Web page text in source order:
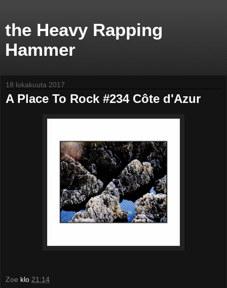
the Heavy Rapping
Hammer
18 lokakuuta 2017
A Place To Rock #234 Côte d'Azur
Zoe klo 21:14